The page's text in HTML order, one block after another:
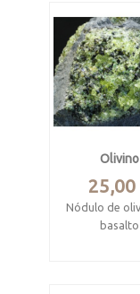
Olivino
Precio
25,00
Nódulo de
basalto